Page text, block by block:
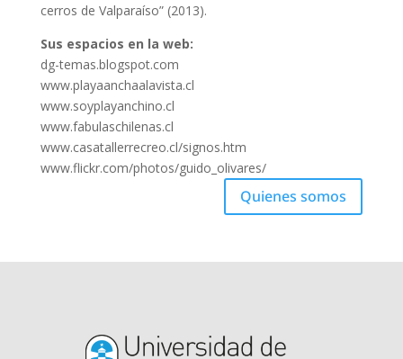
cerros de Valparaíso” (2013).
Sus espacios en la web:
dg-temas.blogspot.com
www.playaanchaalavista.cl
www.soyplayanchino.cl
www.fabulaschilenas.cl
www.casatallerrecreo.cl/signos.htm
www.flickr.com/photos/guido_olivares/
Quienes somos